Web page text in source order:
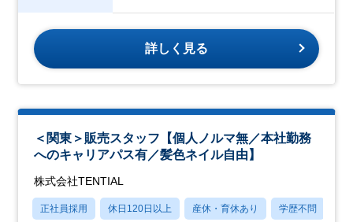
詳しく見る
＜関東＞販売スタッフ【個人ノルマ無／本社勤務
へのキャリアパス有／髪色ネイル自由】
株式会社TENTIAL
正社員採用 休日120日以上 産休・育休あり 学歴不問